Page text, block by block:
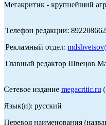
Мегакритик - крупнейший
Телефон редакции:
Рекламный отдел:
Главный редактор Швецов
Сетевое издание megacritic.ru
Язык(и): русский
Перевод наименования